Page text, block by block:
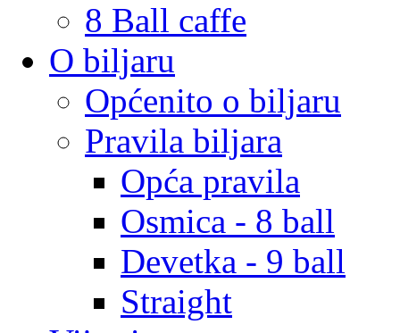
8 Ball caffe
O biljaru
Općenito o biljaru
Pravila biljara
Opća pravila
Osmica - 8 ball
Devetka - 9 ball
Straight